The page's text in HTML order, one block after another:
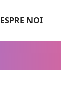
NOI